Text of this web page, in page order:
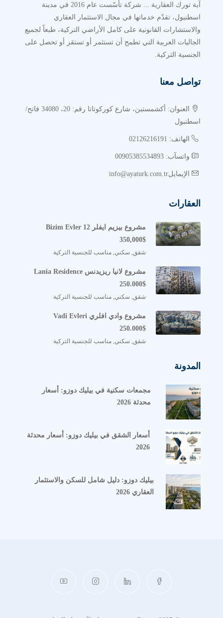
آية تورك العقارية ... شركة تأسّست عام 2016 في مدينة
اسطنبول، تقدّم خدماتها في مجال الاستثمار العقاري
والاستشارات القانونية على كامل الأراضي التركية، طبعاً لجميع
الجاليات العربية التي تطمح أن تستثمر أو تستقر أو تحصل على
الجنسية التركية.
تواصل معنا
العنوان: أكشمستين، شارع كوركوتاتا رقم: 20، 34080 فاتح/
اسطنبول
الهاتف: 02126216191
واتسآب: 00905385534893
الإيمايلinfo@ayaturk.com.tr
العقارات
مشروع بيزيم ايفلر Bizim Evler 12
350,000$
شقق, سكني, مناسب للجنسية التركية
مشروع لانيا ريزيدنس Lania Residence
250.000$
شقق, سكني, مناسب للجنسية التركية
مشروع وادي افلري Vadi Evleri
250.000$
شقق, سكني, مناسب للجنسية التركية
المدونة
مجمعات سكنية في بيليك دوزو: أسعار
محدثة 2026
أسعار الشقق في بيليك دوزو: أسعار محدثة
2026
بيليك دوزو: دليل شامل للسكن والاستثمار
العقاري 2026